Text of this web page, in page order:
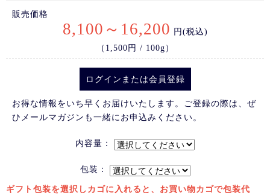
販売価格
8,100～16,200 円(税込)
（1,500円 / 100g）
ログイン または会員登録
お得な情報をいち早くお届けいたします。ご登録の際は、ぜ
ひメールマガジンも一緒にお申込みください。
内容量：
包装：
ギフト包装を選択しカゴに入れると、お買い物カゴで包装代